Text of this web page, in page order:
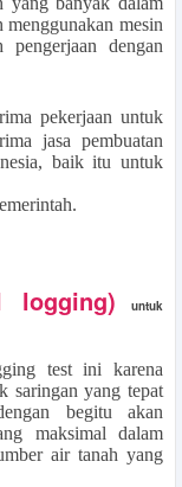
mesin
pengerjaan dengan
pekerjaan untuk
jasa pembuatan
baik itu untuk
logging) untuk
test ini karena
saringan yang tepat
begitu akan
maksimal dalam
air tanah yang